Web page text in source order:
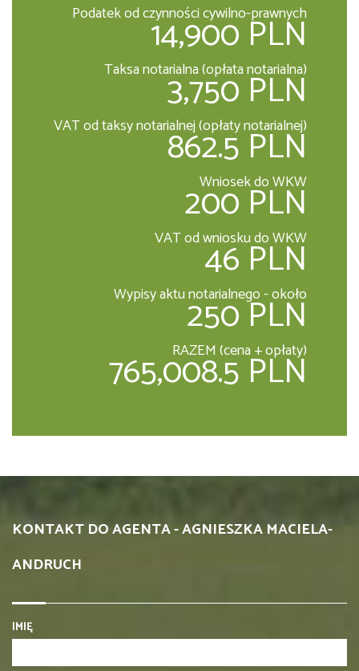
Podatek od czynności cywilno-prawnych
14,900 PLN
Taksa notarialna (opłata notarialna)
3,750 PLN
VAT od taksy notarialnej (opłaty notarialnej)
862.5 PLN
Wniosek do WKW
200 PLN
VAT od wniosku do WKW
46 PLN
Wypisy aktu notarialnego - około
250 PLN
RAZEM (cena + opłaty)
765,008.5 PLN
KONTAKT DO AGENTA - AGNIESZKA MACIELA-
ANDRUCH
IMIĘ